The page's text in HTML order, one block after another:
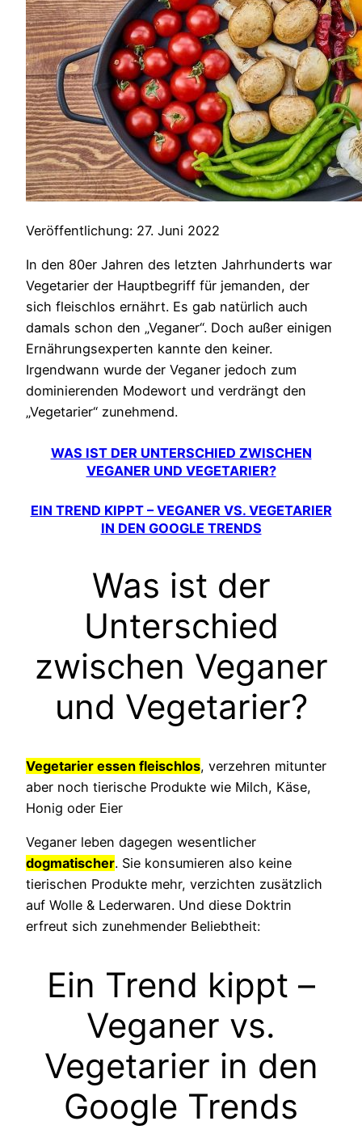
Veröffentlichung: 27. Juni 2022
In den 80er Jahren des letzten Jahrhunderts war
Vegetarier der Hauptbegriff für jemanden, der
sich fleischlos ernährt. Es gab natürlich auch
damals schon den „Veganer“. Doch außer einigen
Ernährungsexperten kannte den keiner.
Irgendwann wurde der Veganer jedoch zum
dominierenden Modewort und verdrängt den
„Vegetarier“ zunehmend.
WAS IST DER UNTERSCHIED ZWISCHEN
VEGANER UND VEGETARIER?
EIN TREND KIPPT – VEGANER VS. VEGETARIER
IN DEN GOOGLE TRENDS
Was ist der
Unterschied
zwischen Veganer
und Vegetarier?
Vegetarier essen fleischlos, verzehren mitunter
aber noch tierische Produkte wie Milch, Käse,
Honig oder Eier
Veganer leben dagegen wesentlicher
dogmatischer. Sie konsumieren also keine
tierischen Produkte mehr, verzichten zusätzlich
auf Wolle & Lederwaren. Und diese Doktrin
erfreut sich zunehmender Beliebtheit:
Ein Trend kippt –
Veganer vs.
Vegetarier in den
Google Trends